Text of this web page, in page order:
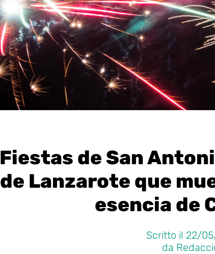
Fiestas de San
de Lanzarote que
esencia de
Scritto il 22/
da